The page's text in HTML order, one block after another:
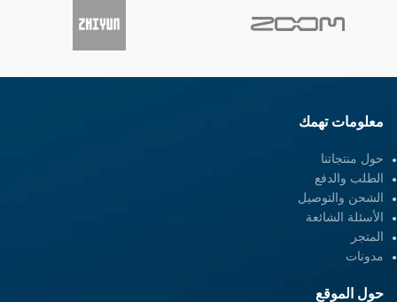
معلومات تهمك
حول منتجاتنا
الطلب والدفع
الشحن والتوصيل
الأسئلة الشائعة
المتجر
مدونات
حول الموقع